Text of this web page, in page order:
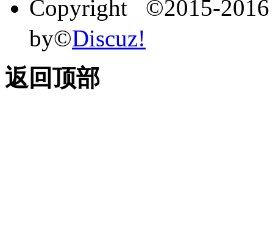
Copyright ©2015-
by©Discuz!
返回顶部